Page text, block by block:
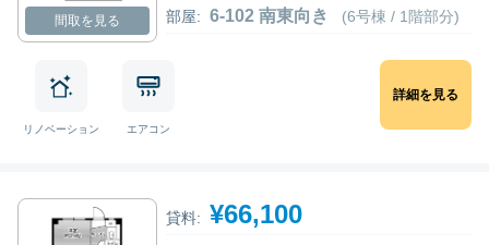
間取を見る 部屋: 6-102 南東向き (6号棟 / 1階部分)
リノベーション エアコン
詳細を見る
貸料: ¥66,100